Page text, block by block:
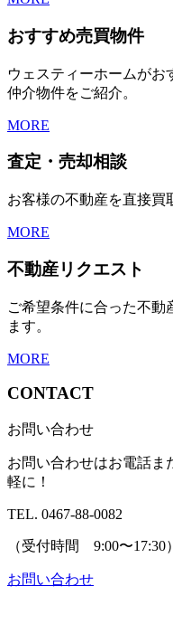
おすすめ売買物件
ウェスティーホームがお
仲介物件をご紹介。
MORE
査定・売却相談
お客様の不動産を直接買
MORE
不動産リクエスト
ご希望条件に合った不動
ます。
MORE
CONTACT
お問い合わせ
お問い合わせはお電話ま
軽に！
TEL. 0467-88-0082
（受付時間 9:00〜17:30）
お問い合わせ